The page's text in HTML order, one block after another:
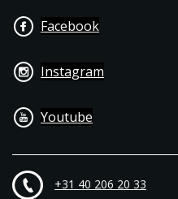
Facebook
Instagram
Youtube
+31 40 206 20 33